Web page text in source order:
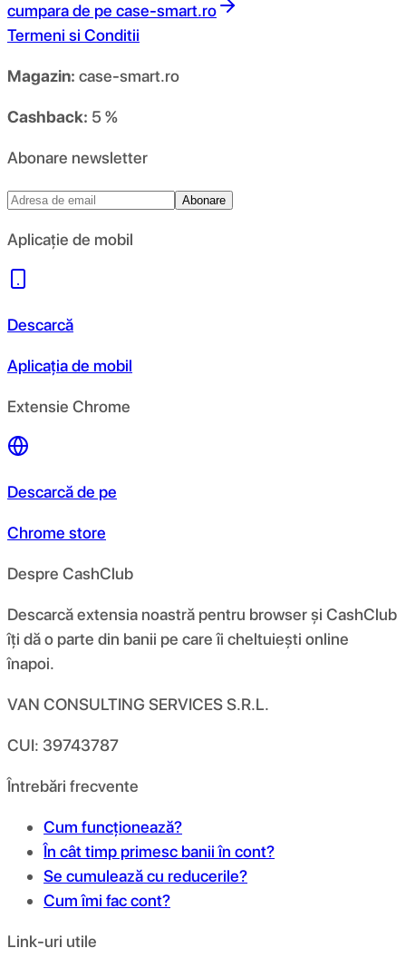
cumpara de pe case-smart.ro
Termeni si Conditii
Magazin: case-smart.ro
Cashback: 5 %
Abonare newsletter
Abonare
Aplicație de mobil
Descarcă
Aplicația de mobil
Extensie Chrome
Descarcă de pe
Chrome store
Despre CashClub
Descarcă extensia noastră pentru browser și CashClub
îți dă o parte din banii pe care îi cheltuiești online
înapoi.
VAN CONSULTING SERVICES S.R.L.
CUI: 39743787
Întrebări frecvente
Cum funcționează?
În cât timp primesc banii în cont?
Se cumulează cu reducerile?
Cum îmi fac cont?
Link-uri utile